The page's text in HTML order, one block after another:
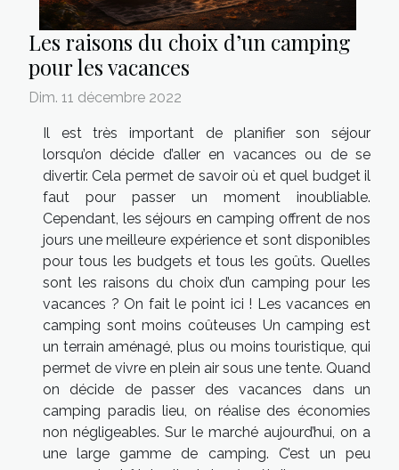
Les raisons du choix d’un camping
pour les vacances
Dim. 11 décembre 2022
Il est très important de planifier son séjour
lorsqu’on décide d’aller en vacances ou de se
divertir. Cela permet de savoir où et quel budget il
faut pour passer un moment inoubliable.
Cependant, les séjours en camping offrent de nos
jours une meilleure expérience et sont disponibles
pour tous les budgets et tous les goûts. Quelles
sont les raisons du choix d’un camping pour les
vacances ? On fait le point ici ! Les vacances en
camping sont moins coûteuses Un camping est
un terrain aménagé, plus ou moins touristique, qui
permet de vivre en plein air sous une tente. Quand
on décide de passer des vacances dans un
camping paradis lieu, on réalise des économies
non négligeables. Sur le marché aujourd’hui, on a
une large gamme de camping. C’est un peu